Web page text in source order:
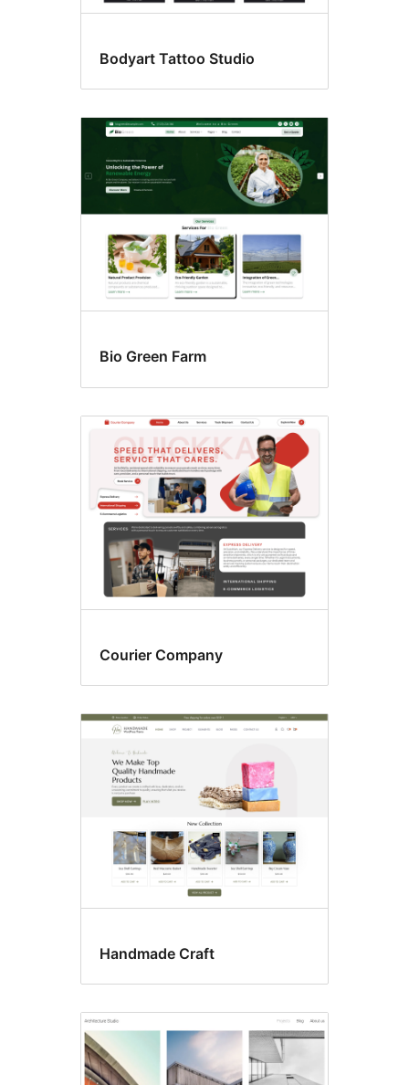
Bodyart Tattoo Studio
Bio Green Farm
Courier Company
Handmade Craft